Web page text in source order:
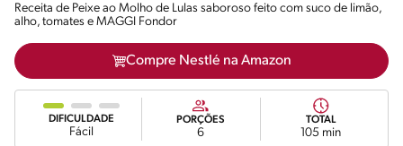
Receita de Peixe ao Molho de Lulas saboroso feito com suco de limão,
alho, tomates e MAGGI Fondor
Compre Nestlé na Amazon
DIFICULDADE
Fácil
PORÇÕES
6
TOTAL
105 min